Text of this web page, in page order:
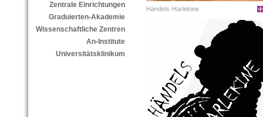
Zentrale Einrichtungen
Graduierten-Akademie
Wissenschaftliche Zentren
An-Institute
Universitätsklinikum
Händels-Harlekine